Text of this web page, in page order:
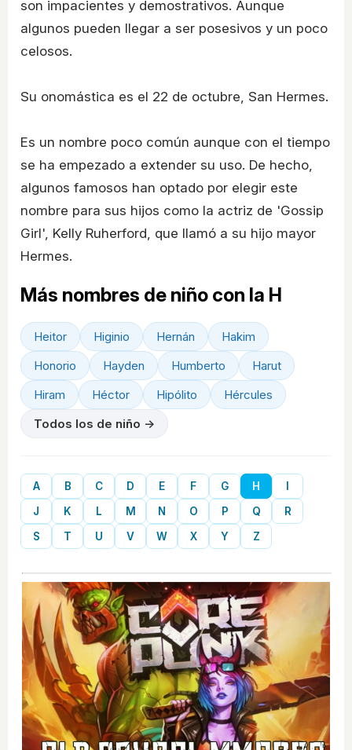
son impacientes y demostrativos. Aunque
algunos pueden llegar a ser posesivos y un poco
celosos.
Su onomástica es el 22 de octubre, San Hermes.
Es un nombre poco común aunque con el tiempo
se ha empezado a extender su uso. De hecho,
algunos famosos han optado por elegir este
nombre para sus hijos como la actriz de 'Gossip
Girl', Kelly Ruherford, que llamó a su hijo mayor
Hermes.
Más nombres de niño con la H
Heitor Higinio Hernán
Hakim
Honorio
Hayden Humberto
Harut
Hiram
Héctor Hipólito
Hércules
Todos los de niño →
A B C D E F G H
J
K L M N O P Q
R
S
T U V W X Y Z